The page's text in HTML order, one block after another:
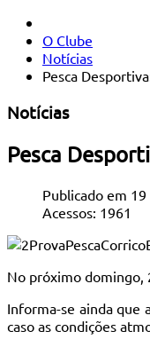
O Clube
Notícias
Pesca
Notícias
Pesca
Publicado em
Acessos: 1961
No próximo domingo,
Informa-se ainda que
caso as condições